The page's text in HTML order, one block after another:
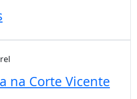
na Corte Vicente